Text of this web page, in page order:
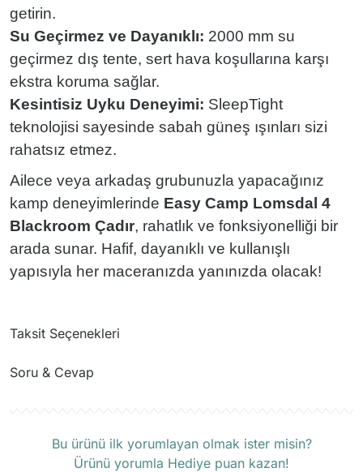
getirin.
Su Geçirmez ve Dayanıklı: 2000 mm su
geçirmez dış tente, sert hava koşullarına karşı
ekstra koruma sağlar.
Kesintisiz Uyku Deneyimi: SleepTight
teknolojisi sayesinde sabah güneş ışınları sizi
rahatsız etmez.
Ailece veya arkadaş grubunuzla yapacağınız
kamp deneyimlerinde Easy Camp Lomsdal 4
Blackroom Çadır, rahatlık ve fonksiyonelliği bir
arada sunar. Hafif, dayanıklı ve kullanışlı
yapısıyla her maceranızda yanınızda olacak!
Taksit Seçenekleri
Soru & Cevap
Bu ürünü ilk yorumlayan olmak ister misin?
Ürünü yorumla Hediye puan kazan!